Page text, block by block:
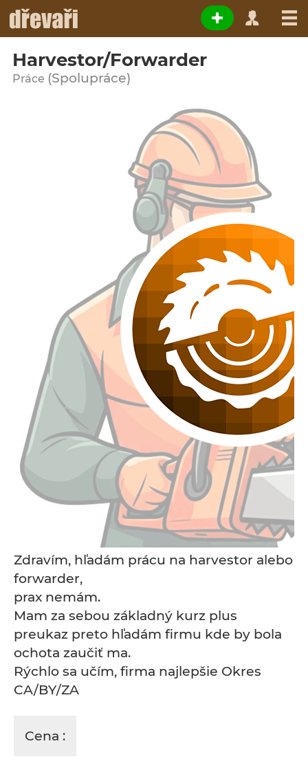
Harvestor/Forwarder
Práce (Spolupráce)
Zdravím, hľadám prácu na harvestor alebo
forwarder,
prax nemám.
Mam za sebou základný kurz plus
preukaz preto hľadám firmu kde by bola
ochota zaučiť ma.
Rýchlo sa učím, firma najlepšie Okres
CA/BY/ZA
Cena :